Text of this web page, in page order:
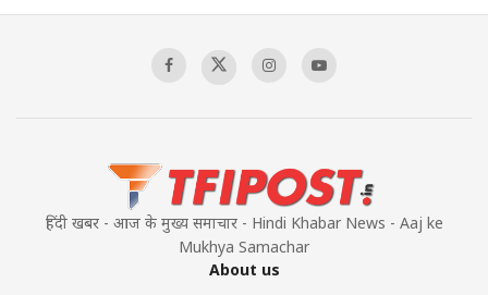
Sagar
हिंदी खबर - आज के मुख्य समाचार - Hindi Khabar News - Aaj ke
Mukhya Samachar
About us